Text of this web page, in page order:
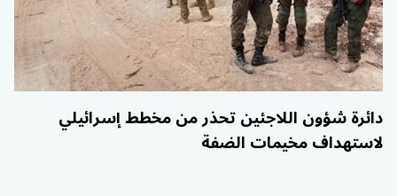
دائرة شؤون اللاجئين تحذر من مخطط إسرائيلي
لاستهداف مخيمات الضفة